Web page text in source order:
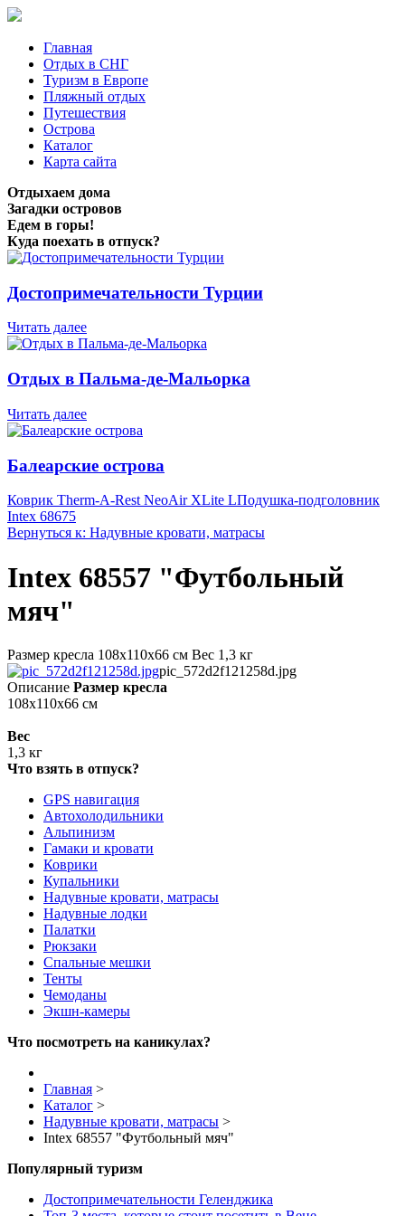
Главная
Отдых в СНГ
Туризм в Европе
Пляжный отдых
Путешествия
Острова
Каталог
Карта сайта
Отдыхаем дома
Загадки островов
Едем в горы!
Куда поехать в отпуск?
Достопримечательности Турции
Читать далее
Отдых в Пальма-де-Мальорка
Читать далее
Балеарские острова
Коврик Therm-A-Rest NeoAir XLite LПодушка-подголовник
Intex 68675
Вернуться к: Надувные кровати, матрасы
Intex 68557 "Футбольный
мяч"
Размер кресла 108х110х66 см Вес 1,3 кг
pic_572d2f121258d.jpg
Описание Размер кресла
108х110х66 см
Вес
1,3 кг
Что взять в отпуск?
GPS навигация
Автохолодильники
Альпинизм
Гамаки и кровати
Коврики
Купальники
Надувные кровати, матрасы
Надувные лодки
Палатки
Рюкзаки
Спальные мешки
Тенты
Чемоданы
Экшн-камеры
Что посмотреть на каникулах?
Главная >
Каталог >
Надувные кровати, матрасы >
Intex 68557 "Футбольный мяч"
Популярный туризм
Достопримечательности Геленджика